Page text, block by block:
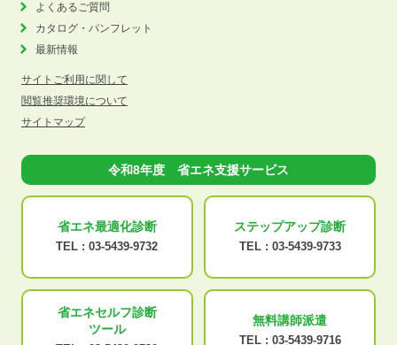
よくあるご質問
カタログ・パンフレット
最新情報
サイトご利用に関して
閲覧推奨環境について
サイトマップ
令和8年度 省エネ支援サービス
省エネ最適化診断
TEL : 03-5439-9732
ステップアップ診断
TEL : 03-5439-9733
省エネセルフ診断
ツール
無料講師派遣
TEL : 03-5439-9716